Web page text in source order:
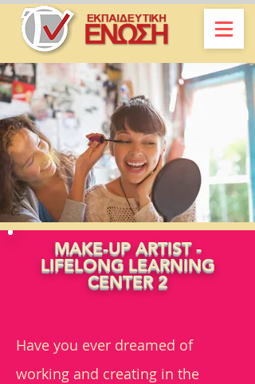
MAKE-UP ARTIST -
LIFELONG LEARNING
CENTER 2
Have you ever dreamed of
working and creating in the